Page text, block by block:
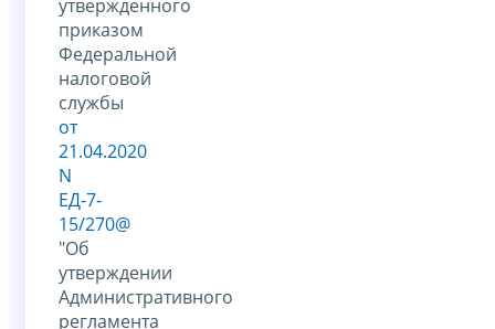
утвержденного
приказом
Федеральной
налоговой
службы
от
21.04.2020
N
ЕД-7-
15/270@
"Об
утверждении
Административного
регламента